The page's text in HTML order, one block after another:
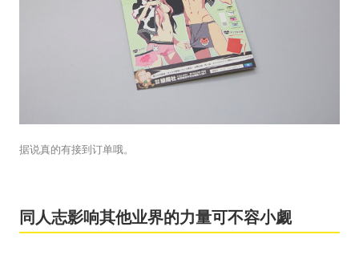
据说真的有接到订单哦。
同人志影响其他业界的力量可不容小觑